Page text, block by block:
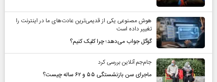
هوش مصنوعی یکی از قدیمی‌ترین عادت‌های ما در اینترنت را
تغییر داده است
گوگل جواب می‌دهد؛ چرا کلیک کنیم؟
جام‌جم آنلاین بررسی کرد
ماجرای سن بازنشستگی ۵۵ و ۶۲ ساله چیست؟